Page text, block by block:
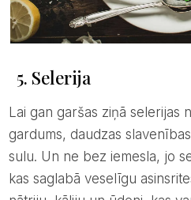
5. Selerija
Lai gan garšas ziņā selerijas nav pats lielākais
gardums, daudzas
sulu. Un ne bez iemesla, jo
kas saglabā veselīgu